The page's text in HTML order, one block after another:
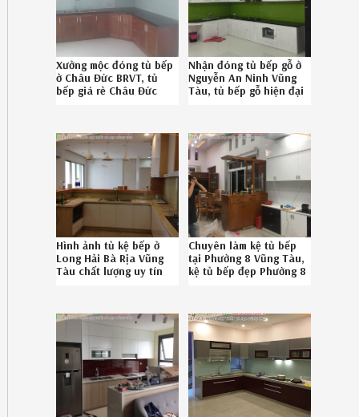
Xưởng mộc đóng tủ bếp
ở Châu Đức BRVT, tủ
bếp giá rẻ Châu Đức
Nhận đóng tủ bếp gỗ ở
Nguyễn An Ninh Vũng
Tàu, tủ bếp gỗ hiện đại
Hình ảnh tủ kệ bếp ở
Long Hải Bà Rịa Vũng
Tàu chất lượng uy tín
Chuyên làm kệ tủ bếp
tại Phường 8 Vũng Tàu,
kệ tủ bếp đẹp Phường 8